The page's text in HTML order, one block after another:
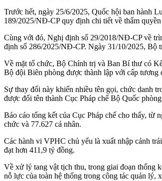
Trước hết, ngày 25/6/2025, Quốc hội ban hành
189/2025/NĐ-CP quy định chi tiết về thẩm
Cùng với đó, Nghị định số 29/2018/NĐ-CP về
định số 286/2025/NĐ-CP. Ngày 31/10/2025, Bộ
Về mặt tổ chức, Bộ Chính trị và Ban Bí thư có
Bộ đội Biên phòng được thành lập với cấp
Sự thay đổi này khiến nhiều tên gọi, chức danh
được đổi tên thành Cục Pháp chế Bộ Quốc
Báo cáo tổng kết của Cục Pháp chế cho thấy,
chức và 77.627 cá nhân.
Các hành vi VPHC chủ yếu là xuất nhập cảnh
đạt hơn 411,9 tỷ đồng.
Về xử lý tang vật tịch thu, trong giai đoạn thống
nỗ lực của toàn hệ thống trong công tác quản